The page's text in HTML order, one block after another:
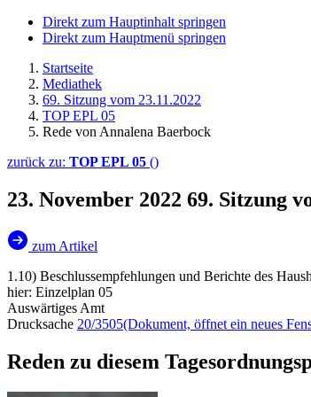
Direkt zum Hauptinhalt springen
Direkt zum Hauptmenü springen
Startseite
Mediathek
69. Sitzung vom 23.11.2022
TOP EPL 05
Rede von Annalena Baerbock
zurück zu: TOP EPL 05 ()
23. November 2022 69. Sitzung
zum Artikel
1.10) Beschlussempfehlungen und Berichte des
hier: Einzelplan 05
Auswärtiges Amt
Drucksache 20/3505(Dokument, öffnet ein neues
Reden zu diesem